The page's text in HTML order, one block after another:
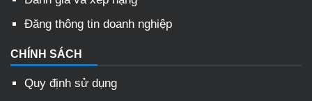
Đăng thông tin doanh nghiệp
CHÍNH SÁCH
Quy định sử dụng